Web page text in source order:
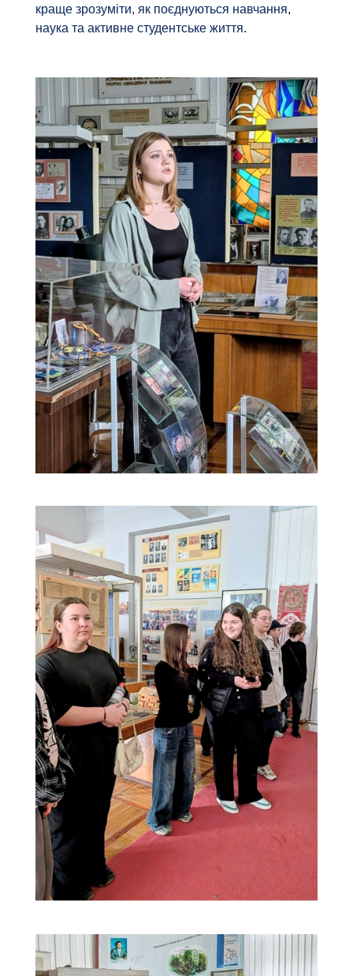
краще зрозуміти, як поєднуються навчання,
наука та активне студентське життя.